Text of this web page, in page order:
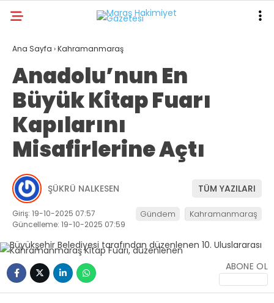
VİDEO YAZARLAR
ANA SAYFA
KAHRAMANMARAŞ
GÜNDEM
EKONOMI
POLITIKA
DÜNYA
SPOR
SAĞLIK
KÜLTÜR/SANAT
Ana Sayfa ›Kahramanmaraş
Anadolu’nun En
Büyük Kitap Fuarı
Kapılarını
Misafirlerine Açtı
ŞÜKRÜ NALKESEN TÜM YAZILARI
Giriş: 19-10-2025 07:57
Güncelleme: 19-10-2025 07:59
Gündem Kahramanmaraş
ABONE OL